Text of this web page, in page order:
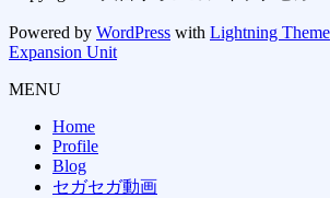
Powered by WordPress with Lightning Theme
Expansion Unit
MENU
Home
Profile
Blog
セガセガ動画